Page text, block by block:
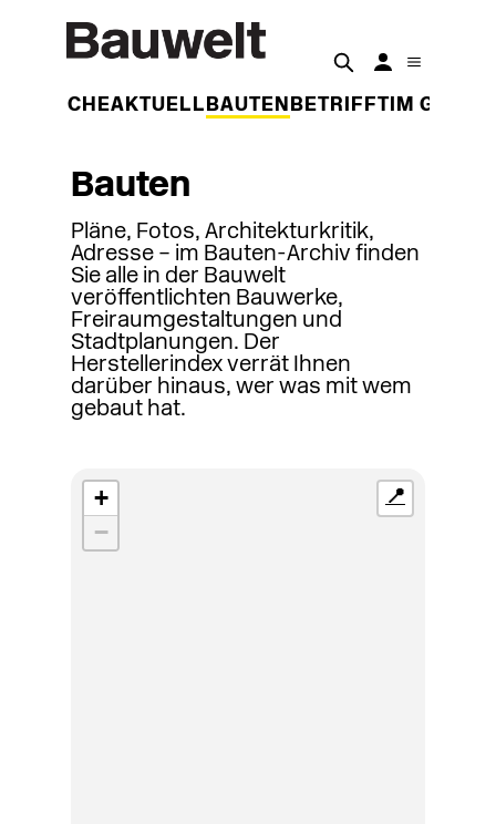
WOCHEAKTUELL BAUTEN BETRIFFT IM
Bauten
Pläne, Fotos, Architekturkritik,
Adresse – im Bauten-Archiv finden
Sie alle in der Bauwelt
veröffentlichten Bauwerke,
Freiraumgestaltungen und
Stadtplanungen. Der
Herstellerindex verrät Ihnen
darüber hinaus, wer was mit wem
gebaut hat.
+
−
📍